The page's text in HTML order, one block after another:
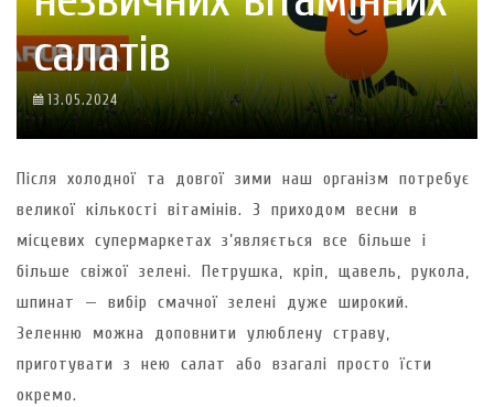
салатів
13.05.2024
Після холодної та довгої зими наш організм потребує
великої кількості вітамінів. З приходом весни в
місцевих супермаркетах з’являється все більше і
більше свіжої зелені. Петрушка, кріп, щавель, рукола,
шпинат — вибір смачної зелені дуже широкий.
Зеленню можна доповнити улюблену страву,
приготувати з нею салат або взагалі просто їсти
окремо.